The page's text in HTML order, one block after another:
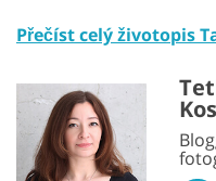
Přečíst celý životopis